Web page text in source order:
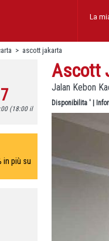
La
> ascott jakarta
(18:00 il
in più su
Ascott
Jalan Kebon
Disponibilita '